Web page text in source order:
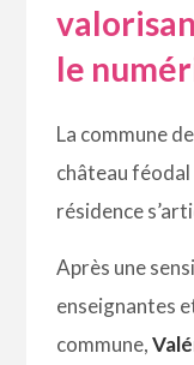
le
La commune
château féodal
résidence
Après une
enseignantes
commune,